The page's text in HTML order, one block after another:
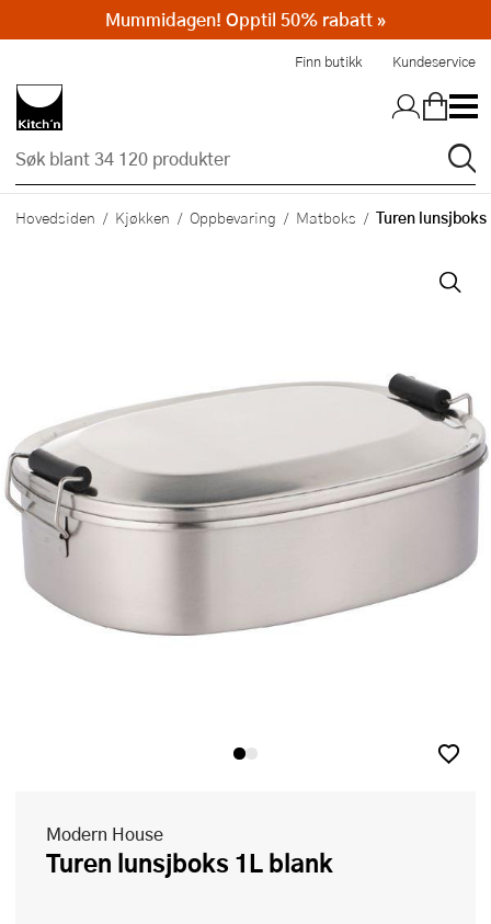
Finn butikk Kundeservice
Hovedsiden Kjøkken Oppbevaring Matboks Turen
Modern House
Turen lunsjboks 1L blank
Mummidagen! Opptil 50% rabatt »